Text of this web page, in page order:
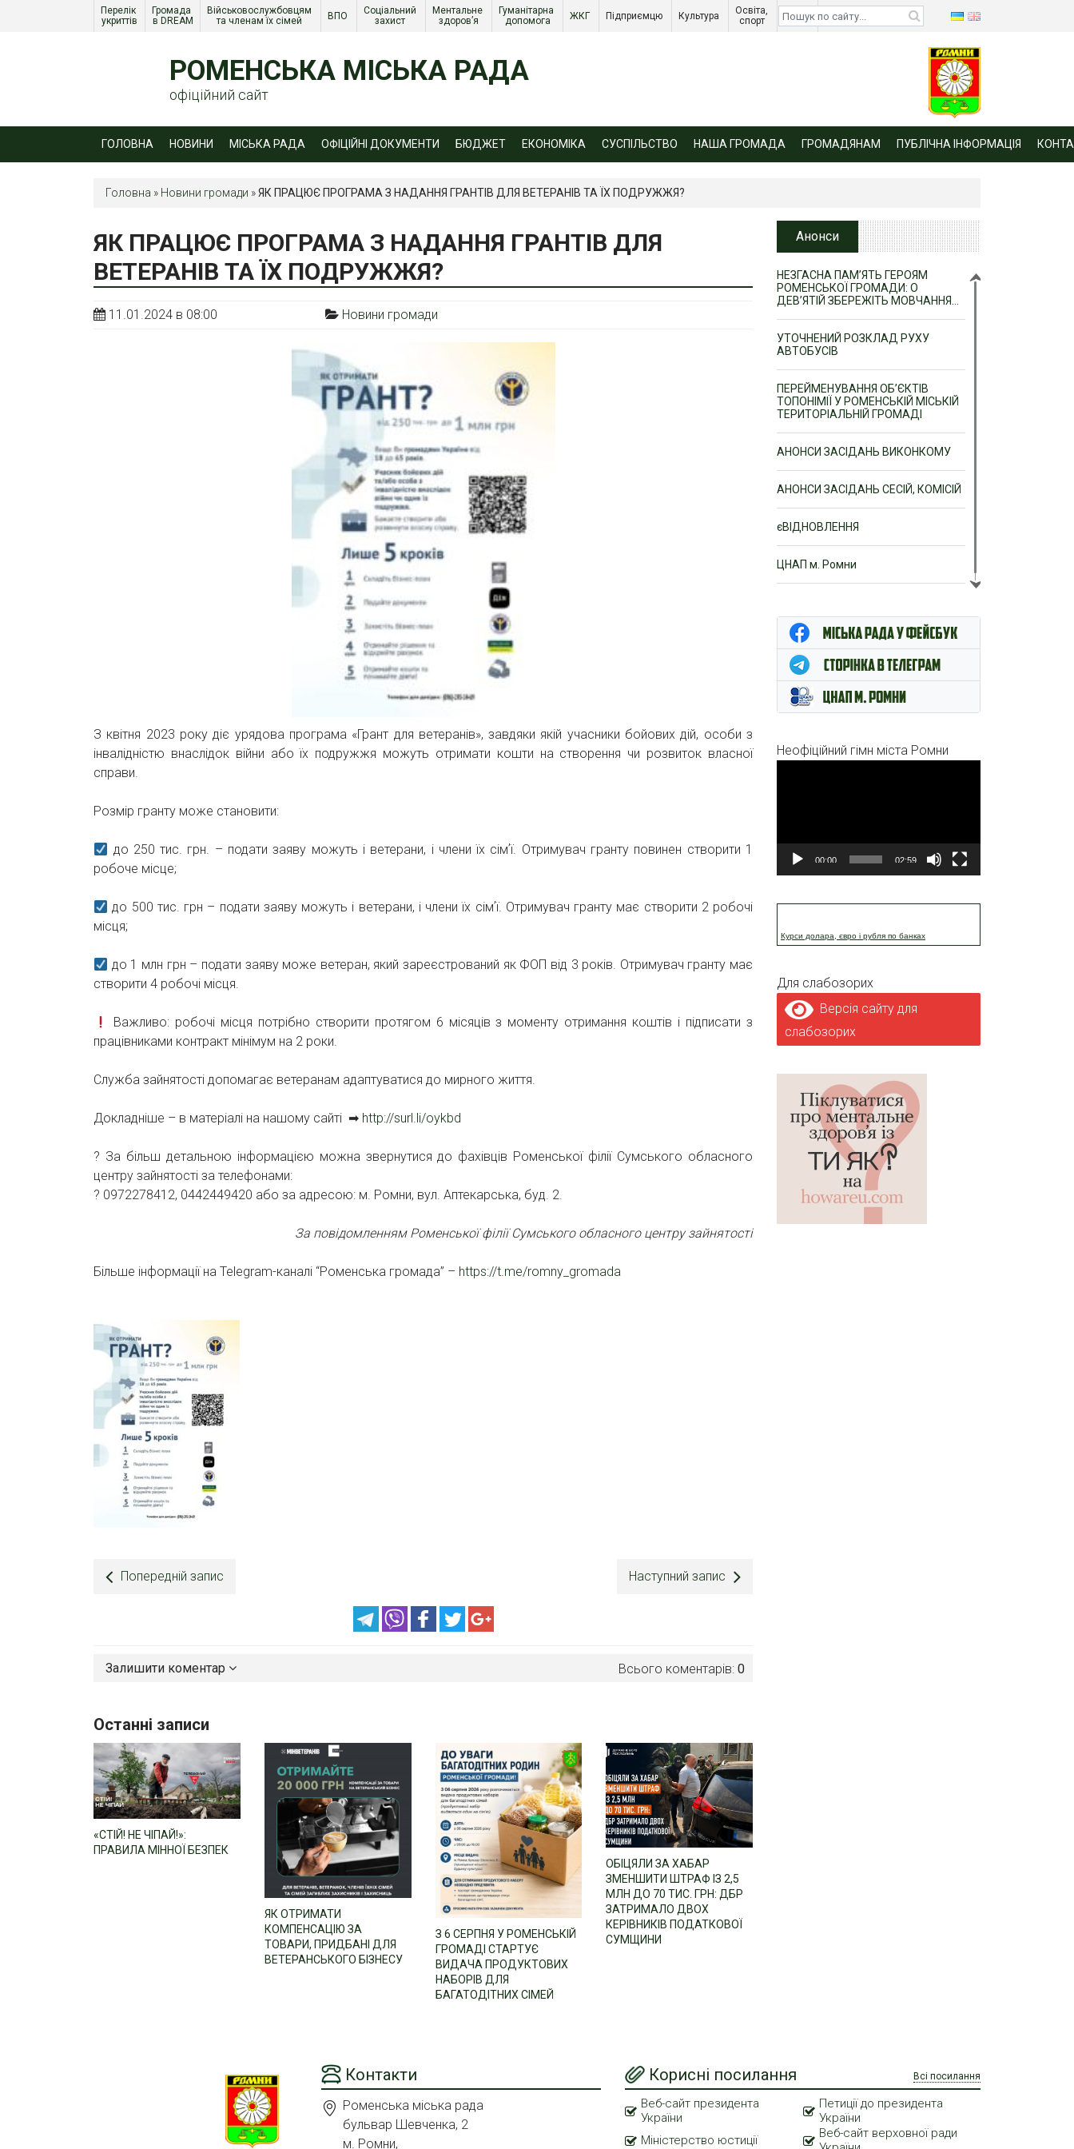
Перелік
укриттів
Громада
в DREAM
Військовослужбовцям
та членам їх сімей
ВПО
Соціальний
захист
Ментальне
здоров’я
Гуманітарна
допомога
ЖКГ Підприємцю Культура
Освіта,
спорт
Діти
війни
РОМЕНСЬКА МІСЬКА РАДА
офіційний сайт
ГОЛОВНА НОВИНИ МІСЬКА РАДА ОФІЦІЙНІ ДОКУМЕНТИ БЮДЖЕТ ЕКОНОМІКА СУСПІЛЬСТВО НАША ГРОМАДА ГРОМАДЯНАМ ПУБЛІЧНА ІНФОРМАЦІЯ
Головна » Новини громади »ЯК ПРАЦЮЄ ПРОГРАМА З НАДАННЯ ГРАНТІВ ДЛЯ ВЕТЕРАНІВ ТА ЇХ ПОДРУЖЖЯ?
ЯК ПРАЦЮЄ ПРОГРАМА З НАДАННЯ ГРАНТІВ ДЛЯ
ВЕТЕРАНІВ ТА ЇХ ПОДРУЖЖЯ?
11.01.2024 в 08:00 Новини громади
З квітня 2023 року діє урядова програма «Грант для ветеранів», завдяки якій учасники бойових дій, особи з
інвалідністю внаслідок війни або їх подружжя можуть отримати кошти на створення чи розвиток власної
справи.
Розмір гранту може становити:
до 250 тис. грн. – подати заяву можуть і ветерани, і члени їх сімʼї. Отримувач гранту повинен створити 1
робоче місце;
до 500 тис. грн – подати заяву можуть і ветерани, і члени їх сімʼї. Отримувач гранту має створити 2 робочі
місця;
до 1 млн грн – подати заяву може ветеран, який зареєстрований як ФОП від 3 років. Отримувач гранту має
створити 4 робочі місця.
Важливо: робочі місця потрібно створити протягом 6 місяців з моменту отримання коштів і підписати з
працівниками контракт мінімум на 2 роки.
Служба зайнятості допомагає ветеранам адаптуватися до мирного життя.
Докладніше – в матеріалі на нашому сайті ➡ http://surl.li/oykbd
? За більш детальною інформацією можна звернутися до фахівців Роменської філії Сумського обласного
центру зайнятості за телефонами:
? 0972278412, 0442449420 або за адресою: м. Ромни, вул. Аптекарська, буд. 2.
За повідомленням Роменської філії Сумського обласного центру зайнятості
Більше інформації на Telegram-каналі “Роменська громада” – https://t.me/romny_gromada
Попередній запис Наступний запис
Всього коментарів: 0
Залишити коментар
Останні записи
«СТІЙ! НЕ ЧІПАЙ!»:
ПРАВИЛА МІННОЇ БЕЗПЕК
ЯК ОТРИМАТИ
КОМПЕНСАЦІЮ ЗА
ТОВАРИ, ПРИДБАНІ ДЛЯ
ВЕТЕРАНСЬКОГО БІЗНЕСУ
З 6 СЕРПНЯ У РОМЕНСЬКІЙ
ГРОМАДІ СТАРТУЄ
ВИДАЧА ПРОДУКТОВИХ
НАБОРІВ ДЛЯ
БАГАТОДІТНИХ СІМЕЙ
ОБІЦЯЛИ ЗА ХАБАР
ЗМЕНШИТИ ШТРАФ ІЗ 2,5
МЛН ДО 70 ТИС. ГРН: ДБР
ЗАТРИМАЛО ДВОХ
КЕРІВНИКІВ ПОДАТКОВОЇ
СУМЩИНИ
Анонси
НЕЗГАСНА ПАМ’ЯТЬ ГЕРОЯМ
РОМЕНСЬКОЇ ГРОМАДИ: О
ДЕВ’ЯТІЙ ЗБЕРЕЖІТЬ МОВЧАННЯ…
УТОЧНЕНИЙ РОЗКЛАД РУХУ
АВТОБУСІВ
ПЕРЕЙМЕНУВАННЯ ОБ’ЄКТІВ
ТОПОНІМІЇ У РОМЕНСЬКІЙ МІСЬКІЙ
ТЕРИТОРІАЛЬНІЙ ГРОМАДІ
АНОНСИ ЗАСІДАНЬ ВИКОНКОМУ
АНОНСИ ЗАСІДАНЬ СЕСІЙ, КОМІСІЙ
єВІДНОВЛЕННЯ
ЦНАП м. Ромни
Неофіційний гімн міста Ромни
00:00 02:59
Курси долара, євро і рубля по банках
Для слабозорих
Версія сайту для
слабозорих
Контакти
Роменська міська рада
бульвар Шевченка, 2
м. Ромни,
Корисні посилання Всі посилання
Веб-сайт президента
України
Петиції до президента
України
Міністерство юстиції
Веб-сайт верховної ради